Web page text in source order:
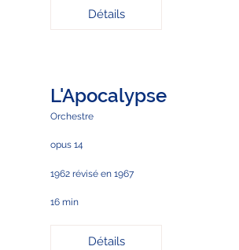
Détails
L'Apocalypse
Orchestre
opus 14
1962 révisé en 1967
16 min
Détails